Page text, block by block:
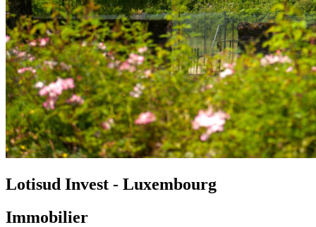
Lotisud Invest - Luxembourg
Immobilier